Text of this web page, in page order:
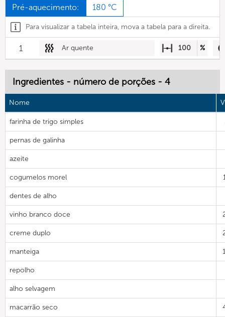
Pré-aquecimento: 180 °C
Para visualizar a tabela inteira, mova a tabela para a direita.
1 Ar quente 100 %
Ingredientes - número de porções - 4
Nome
farinha de trigo simples
pernas de galinha
azeite
cogumelos morel
dentes de alho
vinho branco doce
creme duplo
manteiga
repolho
alho selvagem
macarrão seco